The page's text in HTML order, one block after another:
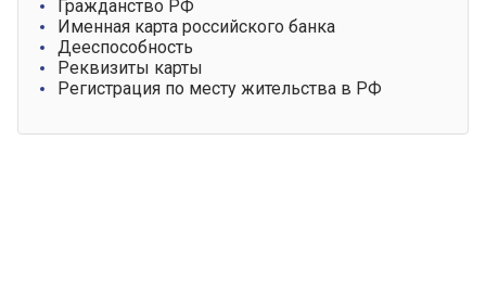
Гражданство РФ
Именная карта российского банка
Дееспособность
Реквизиты карты
Регистрация по месту жительства в РФ